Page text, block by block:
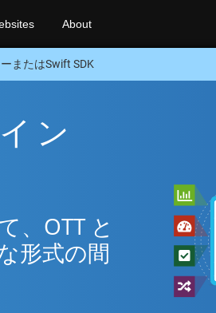
About
またはSwift SDK
ン
、OTT と
形式の間